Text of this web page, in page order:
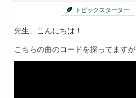
トピックスターター
先生、こんにちは！
こちらの曲のコードを採ってますが